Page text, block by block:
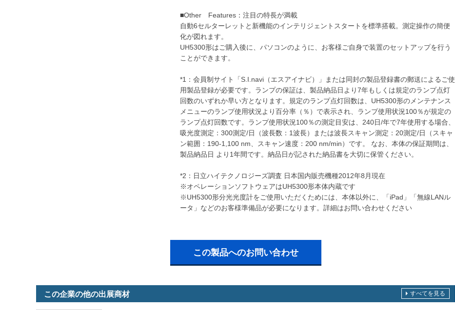
■Other Features：注目の特長が満載
自動6セルターレットと新機能のインテリジェントスタートを標準搭載。測定操作の簡便
化が図れます。
UH5300形はご購入後に、パソコンのように、お客様ご自身で装置のセットアップを行う
ことができます。
*1：会員制サイト「S.I.navi（エスアイナビ）」または同封の製品登録書の郵送によるご使
用製品登録が必要です。ランプの保証は、製品納品日より7年もしくは規定のランプ点灯
回数のいずれか早い方となります。規定のランプ点灯回数は、UH5300形のメンテナンス
メニューのランプ使用状況より百分率（％）で表示され、ランプ使用状況100％が規定の
ランプ点灯回数です。ランプ使用状況100％の測定目安は、240日/年で7年使用する場合、
吸光度測定：300測定/日（波長数：1波長）または波長スキャン測定：20測定/日（スキャ
ン範囲：190-1,100 nm、スキャン速度：200 nm/min）です。 なお、本体の保証期間は、
製品納品日 より1年間です。納品日が記された納品書を大切に保管ください。
*2：日立ハイテクノロジーズ調査 日本国内販売機種2012年8月現在
※オペレーションソフトウェアはUH5300形本体内蔵です
※UH5300形分光光度計をご使用いただくためには、本体以外に、「iPad」「無線LANル
ータ」などのお客様準備品が必要になります。詳細はお問い合わせください
この製品へのお問い合わせ
この企業の他の出展商材 すべてを見る